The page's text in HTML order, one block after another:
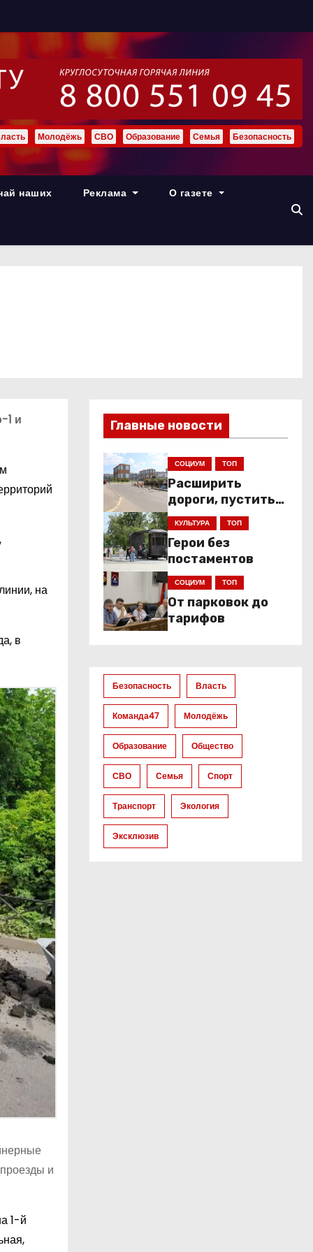
Молодёжь СВО Образование Семья Безопасность
наших Реклама О газете
1 и
на
в
и
1-й
Главные новости
СОЦИУМ ТОП
Расширить
дороги, пустить
низкопольники
КУЛЬТУРА ТОП
Герои без
постаментов
СОЦИУМ ТОП
От парковок до
тарифов
Безопасность Власть
Команда47 Молодёжь
Образование Общество
СВО Семья Спорт
Транспорт Экология
Эксклюзив